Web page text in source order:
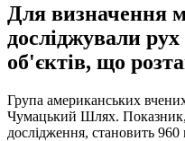
Для визначення
досліджували
об'єктів, що
Група американських
Чумацький Шлях.
дослідження, становить